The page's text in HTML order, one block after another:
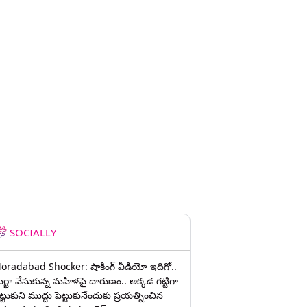
SOCIALLY
Shocker: షాకింగ్ వీడియో ఇదిగో..
వేసుకున్న మహిళపై దారుణం.. అక్కడ గట్టిగా
ముద్దు పెట్టుకునేందుకు ప్రయత్నించిన